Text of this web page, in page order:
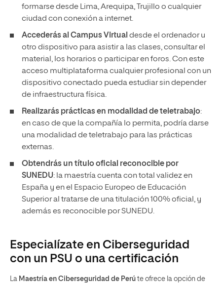
formarse desde Lima, Arequipa, Trujillo o cualquier
ciudad con conexión a internet.
Accederás al Campus Virtual desde el ordenador u
otro dispositivo para asistir a las clases, consultar el
material, los horarios o participar en foros. Con este
acceso multiplataforma cualquier profesional con un
dispositivo conectado pueda estudiar sin depender
de infraestructura física.
Realizarás prácticas en modalidad de teletrabajo:
en caso de que la compañía lo permita, podría darse
una modalidad de teletrabajo para las prácticas
externas.
Obtendrás un título oficial reconocible por
SUNEDU: la maestría cuenta con total validez en
España y en el Espacio Europeo de Educación
Superior al tratarse de una titulación 100% oficial, y
además es reconocible por SUNEDU.
Especialízate en Ciberseguridad
con un PSU o una certificación
La Maestría en Ciberseguridad de Perú te ofrece la opción de